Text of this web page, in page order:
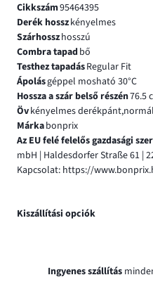
Cikkszám95464395
Derék hosszkényelmes
Szárhosszhosszú
Combra tapadbő
Testhez tapadásRegular Fit
Ápolásgéppel mosható 30°C
Hossza a szár belső részén76.5
Övkényelmes
Márkabonprix
Az EU felé felelős gazdasági
mbH | Haldesdorfer Straße 61 |
Kapcsolat: https://
Kiszállítási opciók
Ingyenes szállítás